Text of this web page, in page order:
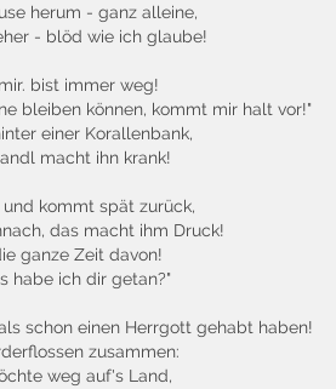
herum - ganz alleine,
- blöd wie ich glaube!
bist immer weg!
bleiben können, kommt mir halt vor!"
einer Korallenbank,
macht ihn krank!
kommt spät zurück,
das macht ihm Druck!
ganze Zeit davon!
habe ich dir getan?"
schon einen Herrgott gehabt haben!
zusammen:
weg auf's Land,